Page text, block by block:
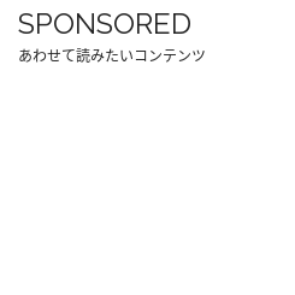
SPONSORED
あわせて読みたいコンテンツ